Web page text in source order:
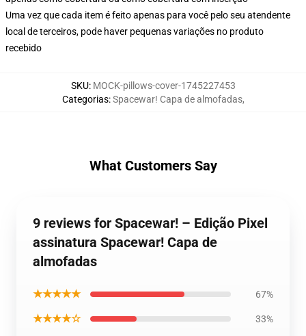
Uma vez que cada item é feito apenas para você pelo seu atendente
local de terceiros, pode haver pequenas variações no produto
recebido
SKU: MOCK-pillows-cover-1745227453
Categorias:Spacewar! Capa de almofadas,
What Customers Say
9 reviews for Spacewar! – Edição Pixel
assinatura Spacewar! Capa de
almofadas
★★★★★ 67%
★★★★☆ 33%